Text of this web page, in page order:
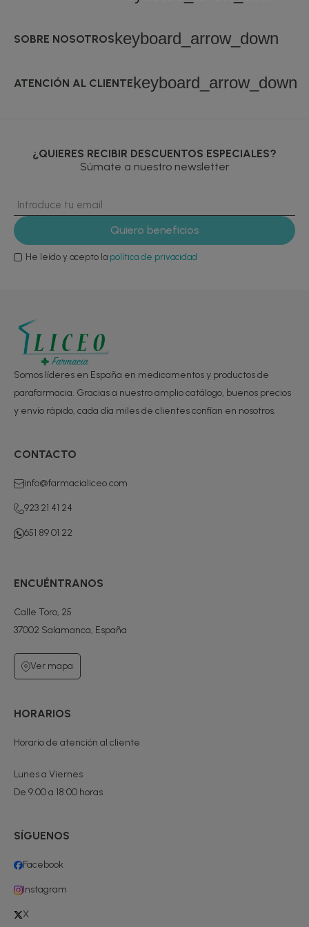
SOBRE NOSOTROSkeyboard_arrow_down
ATENCIÓN AL CLIENTEkeyboard_arrow_down
¿QUIERES RECIBIR DESCUENTOS ESPECIALES?
Súmate a nuestro newsletter
He leído y acepto la política de privacidad
Somos líderes en España en medicamentos y productos de
parafarmacia. Gracias a nuestro amplio catálogo, buenos precios
y envío rápido, cada día miles de clientes confían en nosotros.
CONTACTO
info@farmacialiceo.com
923 21 41 24
651 89 01 22
ENCUÉNTRANOS
Calle Toro, 25
37002 Salamanca, España
Ver mapa
HORARIOS
Horario de atención al cliente
Lunes a Viernes
De 9:00 a 18:00 horas
SÍGUENOS
Facebook
Instagram
X